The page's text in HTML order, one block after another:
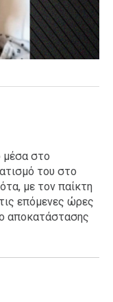
στο
του στο
με τον παίκτη
επόμενες ώρες
αποκατάστασης